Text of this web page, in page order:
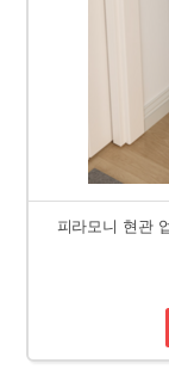
피라모니 현관